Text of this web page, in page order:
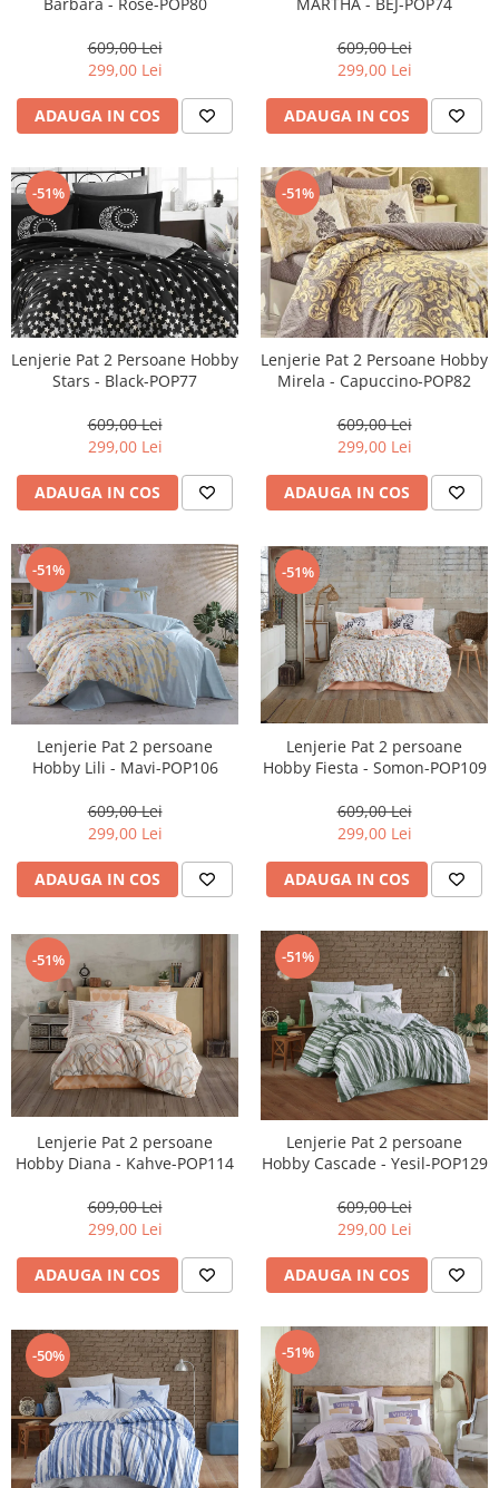
Barbara - Rose-POP80
609,00 Lei
299,00 Lei
ADAUGA IN COS
MARTHA - BEJ-POP74
609,00 Lei
299,00 Lei
ADAUGA IN COS
-51%
Lenjerie Pat 2 Persoane Hobby
Stars - Black-POP77
609,00 Lei
299,00 Lei
ADAUGA IN COS
-51%
Lenjerie Pat 2 Persoane Hobby
Mirela - Capuccino-POP82
609,00 Lei
299,00 Lei
ADAUGA IN COS
-51%
Lenjerie Pat 2 persoane
Hobby Lili - Mavi-POP106
609,00 Lei
299,00 Lei
ADAUGA IN COS
-51%
Lenjerie Pat 2 persoane
Hobby Fiesta - Somon-POP109
609,00 Lei
299,00 Lei
ADAUGA IN COS
-51%
Lenjerie Pat 2 persoane
Hobby Diana - Kahve-POP114
609,00 Lei
299,00 Lei
ADAUGA IN COS
-51%
Lenjerie Pat 2 persoane
Hobby Cascade - Yesil-POP129
609,00 Lei
299,00 Lei
ADAUGA IN COS
-50% -51%